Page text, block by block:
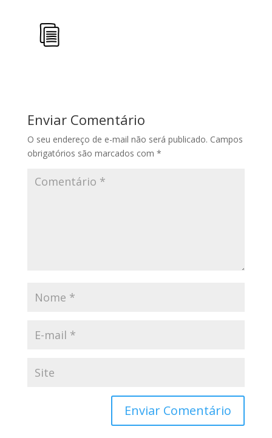
Enviar Comentário
O seu endereço de e-mail não será publicado. Campos
obrigatórios são marcados com *